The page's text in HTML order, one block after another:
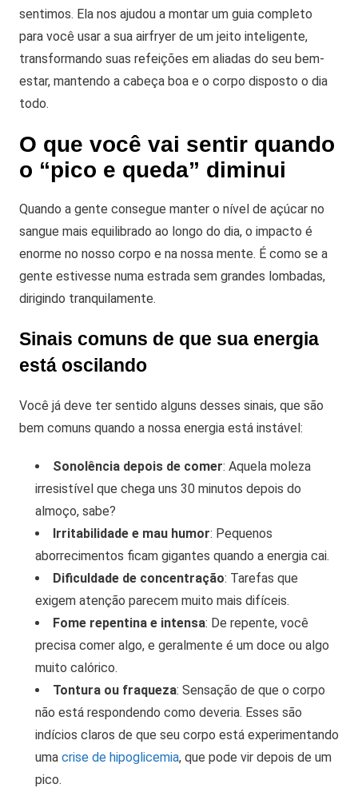
sentimos. Ela nos ajudou a montar um guia completo
para você usar a sua airfryer de um jeito inteligente,
transformando suas refeições em aliadas do seu bem-
estar, mantendo a cabeça boa e o corpo disposto o dia
todo.
O que você vai sentir quando
o “pico e queda” diminui
Quando a gente consegue manter o nível de açúcar no
sangue mais equilibrado ao longo do dia, o impacto é
enorme no nosso corpo e na nossa mente. É como se a
gente estivesse numa estrada sem grandes lombadas,
dirigindo tranquilamente.
Sinais comuns de que sua energia
está oscilando
Você já deve ter sentido alguns desses sinais, que são
bem comuns quando a nossa energia está instável:
Sonolência depois de comer: Aquela moleza
irresistível que chega uns 30 minutos depois do
almoço, sabe?
Irritabilidade e mau humor: Pequenos
aborrecimentos ficam gigantes quando a energia cai.
Dificuldade de concentração: Tarefas que
exigem atenção parecem muito mais difíceis.
Fome repentina e intensa: De repente, você
precisa comer algo, e geralmente é um doce ou algo
muito calórico.
Tontura ou fraqueza: Sensação de que o corpo
não está respondendo como deveria. Esses são
indícios claros de que seu corpo está experimentando
uma crise de hipoglicemia, que pode vir depois de um
pico.